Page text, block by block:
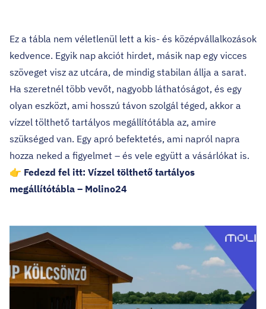
Ez a tábla nem véletlenül lett a kis- és középvállalkozások
kedvence. Egyik nap akciót hirdet, másik nap egy vicces
szöveget visz az utcára, de mindig stabilan állja a sarat.
Ha szeretnél több vevőt, nagyobb láthatóságot, és egy
olyan eszközt, ami hosszú távon szolgál téged, akkor a
vízzel tölthető tartályos megállítótábla az, amire
szükséged van. Egy apró befektetés, ami napról napra
hozza neked a figyelmet – és vele együtt a vásárlókat is.
👉 Fedezd fel itt: Vízzel tölthető tartályos
megállítótábla – Molino24